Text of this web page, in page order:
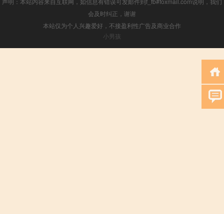
会及时纠正，谢谢
本站仅为个人兴趣爱好，不接盈利性广告及商业合作
小男孩